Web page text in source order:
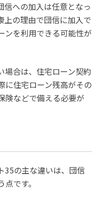
信への加入は任意となっ
上の理由で団信に加入で
ンを利用できる可能性が
場合は、住宅ローン契約
に住宅ローン残高がその
険などで備える必要が
35の主な違いは、団信
です。